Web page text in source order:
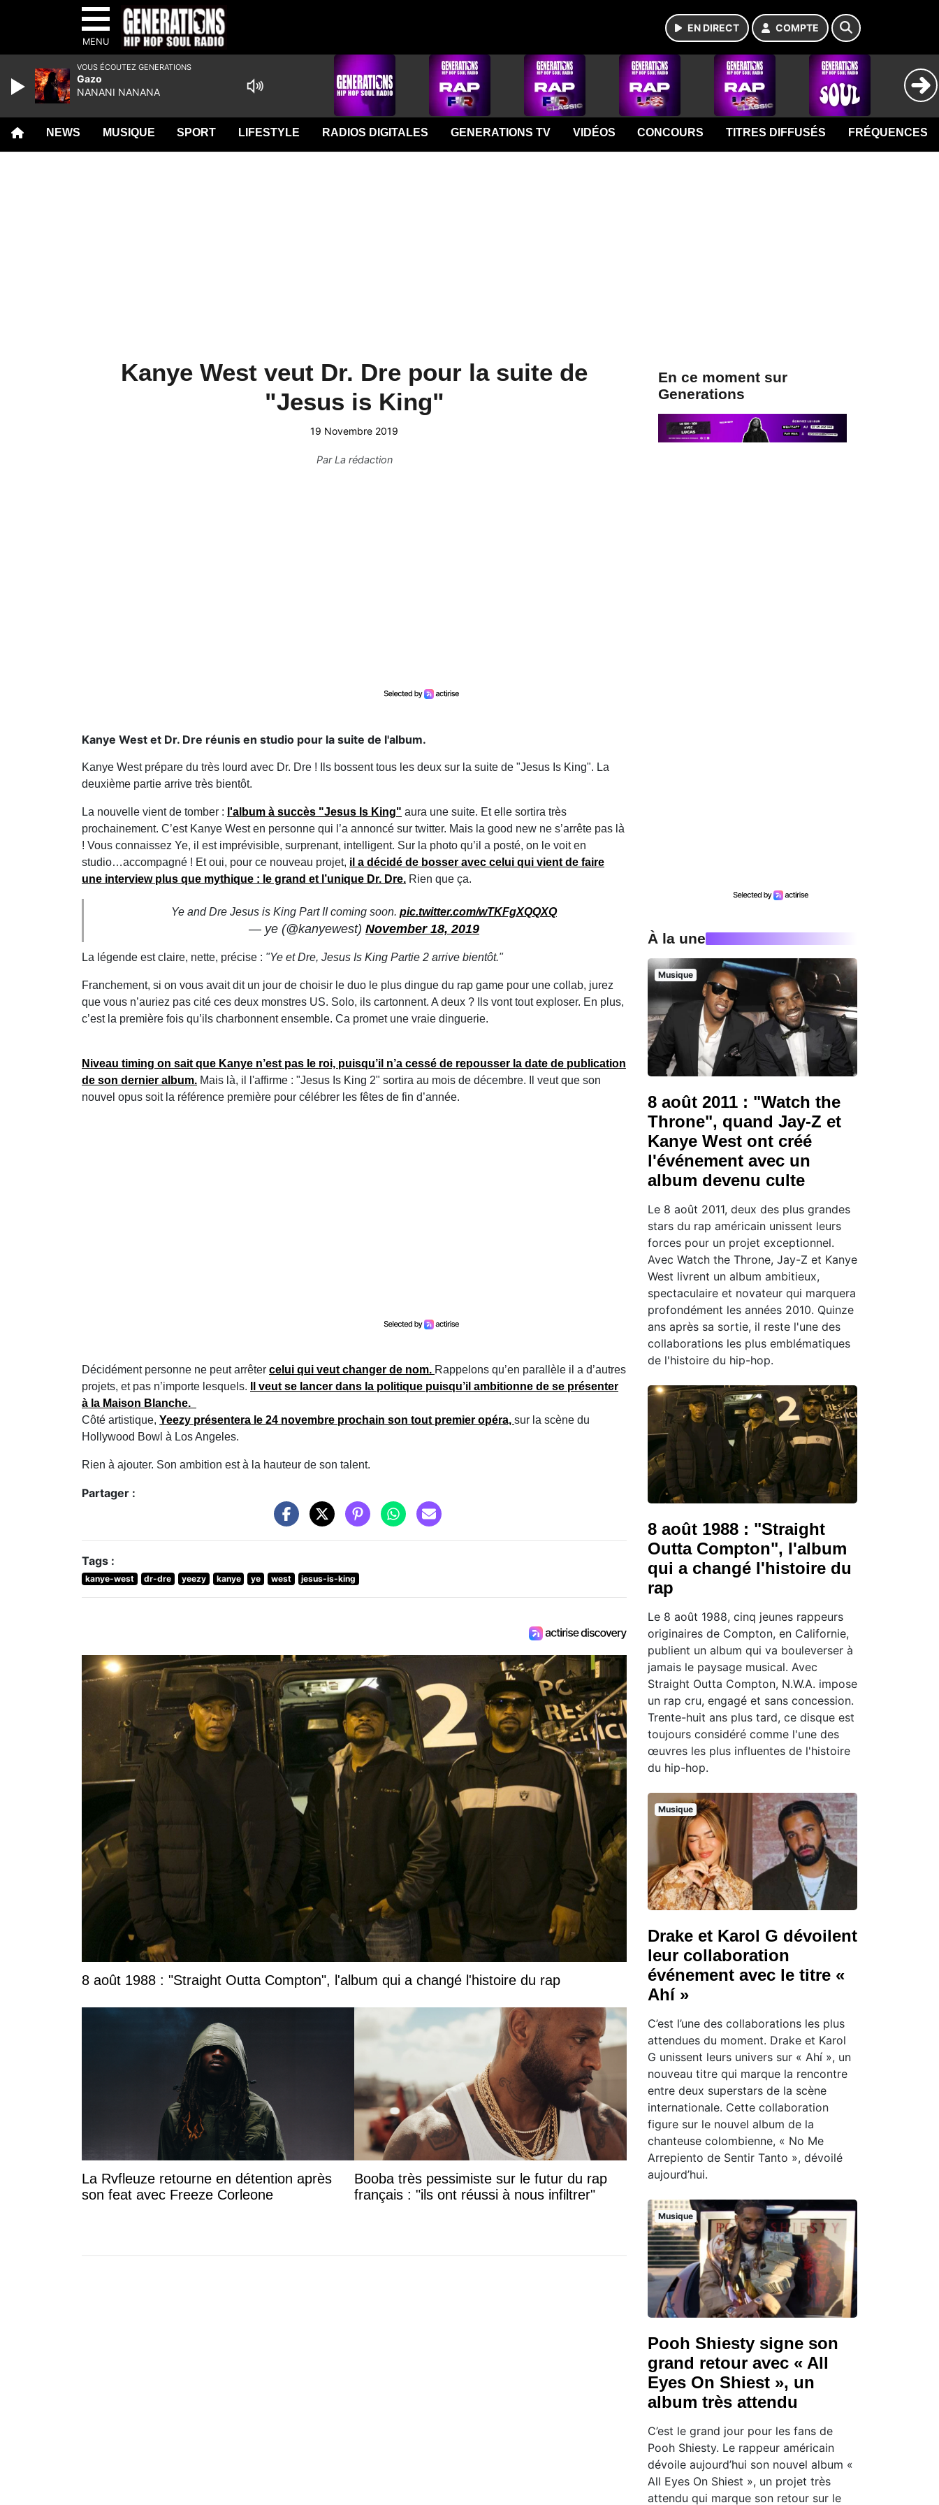
MENU
EN DIRECT COMPTE
NEWS MUSIQUE SPORT LIFESTYLE RADIOS DIGITALES GENERATIONS TV VIDÉOS CONCOURS TITRES DIFFUSÉS FRÉQUENCES
Kanye West veut Dr. Dre pour la suite de
"Jesus is King"
19 Novembre 2019
ParLa rédaction
Kanye West et Dr. Dre réunis en studio pour la suite de l'album.
Kanye West prépare du très lourd avec Dr. Dre ! Ils bossent tous les deux sur la suite de "Jesus Is King". La
deuxième partie arrive très bientôt.
La nouvelle vient de tomber : l'album à succès "Jesus Is King" aura une suite. Et elle sortira très
prochainement. C’est Kanye West en personne qui l’a annoncé sur twitter. Mais la good new ne s’arrête pas là
! Vous connaissez Ye, il est imprévisible, surprenant, intelligent. Sur la photo qu’il a posté, on le voit en
studio…accompagné ! Et oui, pour ce nouveau projet, il a décidé de bosser avec celui qui vient de faire
une interview plus que mythique : le grand et l’unique Dr. Dre. Rien que ça.
Ye and Dre Jesus is King Part II coming soon. pic.twitter.com/wTKFgXQQXQ
— ye (@kanyewest) November 18, 2019
La légende est claire, nette, précise : "Ye et Dre, Jesus Is King Partie 2 arrive bientôt."
Franchement, si on vous avait dit un jour de choisir le duo le plus dingue du rap game pour une collab, jurez
que vous n’auriez pas cité ces deux monstres US. Solo, ils cartonnent. A deux ? Ils vont tout exploser. En plus,
c’est la première fois qu’ils charbonnent ensemble. Ca promet une vraie dinguerie.
Niveau timing on sait que Kanye n’est pas le roi, puisqu’il n’a cessé de repousser la date de publication
de son dernier album. Mais là, il l'affirme : "Jesus Is King 2" sortira au mois de décembre. Il veut que son
nouvel opus soit la référence première pour célébrer les fêtes de fin d’année.
Décidément personne ne peut arrêter celui qui veut changer de nom. Rappelons qu’en parallèle il a d’autres
projets, et pas n’importe lesquels.
Il veut se lancer dans la politique puisqu’il ambitionne de se présenter
à la Maison Blanche.
Côté artistique, Yeezy présentera le 24 novembre prochain son tout premier opéra, sur la scène du
Hollywood Bowl à Los Angeles.
Rien à ajouter. Son ambition est à la hauteur de son talent.
Partager :
Tags :
kanye-west dr-dre yeezy kanye ye west jesus-is-king
8 août 1988 : "Straight Outta Compton", l'album qui a changé l'histoire du rap
La Rvfleuze retourne en détention après
son feat avec Freeze Corleone
Booba très pessimiste sur le futur du rap
français : "ils ont réussi à nous infiltrer"
En ce moment sur
Generations
À la une
Musique
8 août 2011 : "Watch the
Throne", quand Jay-Z et
Kanye West ont créé
l'événement avec un
album devenu culte
Le 8 août 2011, deux des plus grandes
stars du rap américain unissent leurs
forces pour un projet exceptionnel.
Avec Watch the Throne, Jay-Z et Kanye
West livrent un album ambitieux,
spectaculaire et novateur qui marquera
profondément les années 2010. Quinze
ans après sa sortie, il reste l'une des
collaborations les plus emblématiques
de l'histoire du hip-hop.
8 août 1988 : "Straight
Outta Compton", l'album
qui a changé l'histoire du
rap
Le 8 août 1988, cinq jeunes rappeurs
originaires de Compton, en Californie,
publient un album qui va bouleverser à
jamais le paysage musical. Avec
Straight Outta Compton, N.W.A. impose
un rap cru, engagé et sans concession.
Trente-huit ans plus tard, ce disque est
toujours considéré comme l'une des
œuvres les plus influentes de l'histoire
du hip-hop.
Musique
Drake et Karol G dévoilent
leur collaboration
événement avec le titre «
Ahí »
C’est l’une des collaborations les plus
attendues du moment. Drake et Karol
G unissent leurs univers sur « Ahí », un
nouveau titre qui marque la rencontre
entre deux superstars de la scène
internationale. Cette collaboration
figure sur le nouvel album de la
chanteuse colombienne, « No Me
Arrepiento de Sentir Tanto », dévoilé
aujourd’hui.
Musique
Pooh Shiesty signe son
grand retour avec « All
Eyes On Shiest », un
album très attendu
C’est le grand jour pour les fans de
Pooh Shiesty. Le rappeur américain
dévoile aujourd’hui son nouvel album «
All Eyes On Shiest », un projet très
attendu qui marque son retour sur le
VOUS ÉCOUTEZ GENERATIONS
Gazo
NANANI NANANA